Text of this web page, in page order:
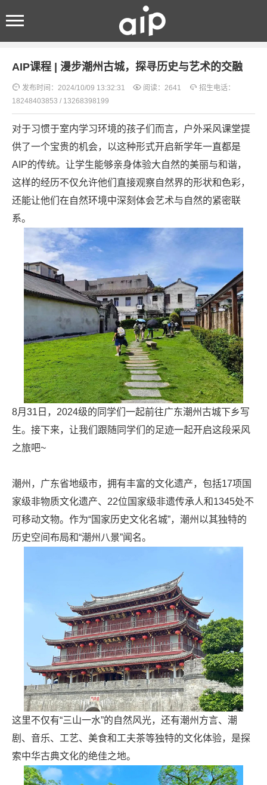
新闻中心 >教学与教研> 正文
AIP课程 | 漫步潮州古城，探寻历史与艺术的交融
 发布时间：2024/10/09 13:32:31  阅读：2641  招生电话：
18248403853 / 13268398199
对于习惯于室内学习环境的孩子们而言，户外采风课堂提
供了一个宝贵的机会，以这种形式开启新学年一直都是
AIP的传统。让学生能够亲身体验大自然的美丽与和谐，
这样的经历不仅允许他们直接观察自然界的形状和色彩，
还能让他们在自然环境中深刻体会艺术与自然的紧密联
系。
8月31日，2024级的同学们一起前往广东潮州古城下乡写
生。接下来，让我们跟随同学们的足迹一起开启这段采风
之旅吧~
潮州，广东省地级市，拥有丰富的文化遗产，包括17项国
家级非物质文化遗产、22位国家级非遗传承人和1345处不
可移动文物。作为“国家历史文化名城”，潮州以其独特的
历史空间布局和“潮州八景”闻名。
这里不仅有“三山一水”的自然风光，还有潮州方言、潮
剧、音乐、工艺、美食和工夫茶等独特的文化体验，是探
索中华古典文化的绝佳之地。